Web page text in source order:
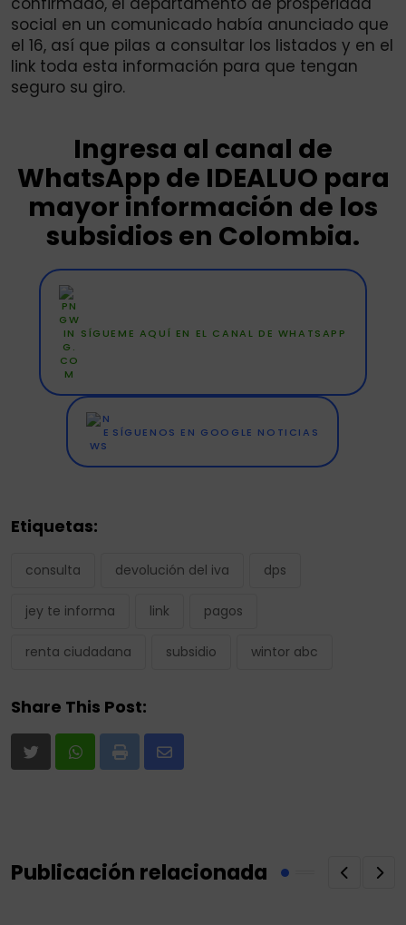
social en un comunicado había anunciado que
el 16, así que pilas a consultar los listados y en el
link toda esta información para que tengan
seguro su giro.
Ingresa al canal de
WhatsApp de IDEALUO para
mayor información de los
subsidios en Colombia.
SÍGUEME AQUÍ EN EL CANAL DE WHATSAPP
SÍGUENOS EN GOOGLE NOTICIAS
Etiquetas:
consulta devolución del iva dps
jey te informa link pagos
renta ciudadana subsidio wintor abc
Share This Post:
Print
Share
Publicación relacionada